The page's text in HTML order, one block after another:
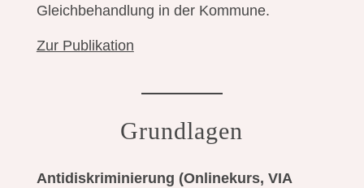
Gleichbehandlung in der Kommune.
Zur Publikation
Grundlagen
Antidiskriminierung (Onlinekurs, VIA